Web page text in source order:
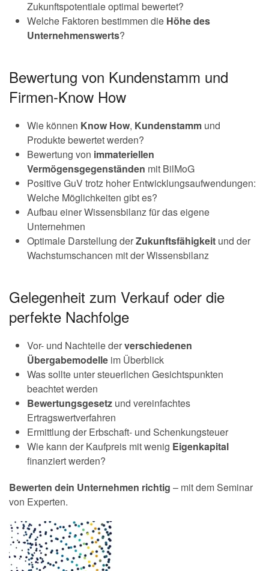
Zukunftspotentiale optimal bewertet?
Welche Faktoren bestimmen die Höhe des
Unternehmenswerts?
Bewertung von Kundenstamm und
Firmen-Know How
Wie können Know How, Kundenstamm und
Produkte bewertet werden?
Bewertung von immateriellen
Vermögensgegenständen mit BilMoG
Positive GuV trotz hoher Entwicklungsaufwendungen:
Welche Möglichkeiten gibt es?
Aufbau einer Wissensbilanz für das eigene
Unternehmen
Optimale Darstellung derZukunftsfähigkeit und der
Wachstumschancen mit der Wissensbilanz
Gelegenheit zum Verkauf oder die
perfekte Nachfolge
Vor- und Nachteile derverschiedenen
Übergabemodelle im Überblick
Was sollte unter steuerlichen Gesichtspunkten
beachtet werden
Bewertungsgesetz und vereinfachtes
Ertragswertverfahren
Ermittlung der Erbschaft- und Schenkungsteuer
Wie kann der Kaufpreis mit wenig Eigenkapital
finanziert werden?
Bewerten dein Unternehmen richtig – mit dem Seminar
von Experten.